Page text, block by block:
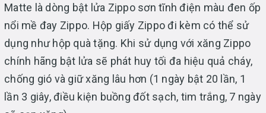
Matte là dòng bật lửa Zippo sơn tĩnh điện màu đen ốp
nổi mề đay Zippo. Hộp giấy Zippo đi kèm có thể sử
dụng như hộp quà tặng. Khi sử dụng với xăng Zippo
chính hãng bật lửa sẽ phát huy tối đa hiệu quả cháy,
chống gió và giữ xăng lâu hơn (1 ngày bật 20 lần, 1
lần 3 giây, điều kiện buồng đốt sạch, tim trắng, 7 ngày